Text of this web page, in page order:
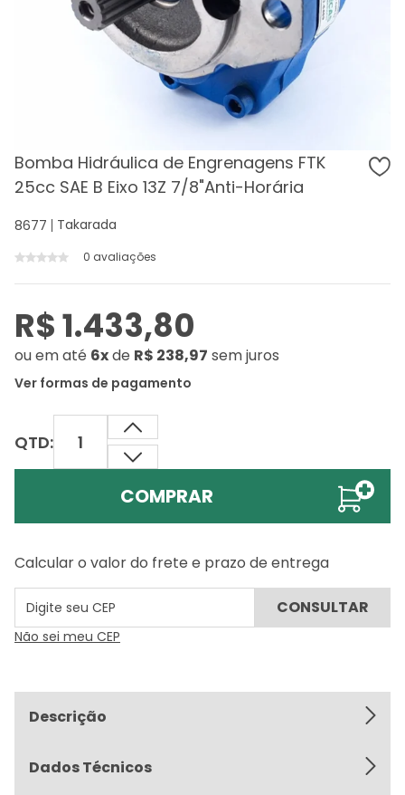
Bomba Hidráulica de Engrenagens FTK
25cc SAE B Eixo 13Z 7/8"Anti-Horária
8677 Takarada
0 avaliações
R$ 1.433,80
ouem até 6xde R$ 238,97 sem juros
Ver formas de pagamento
QTD:
COMPRAR
Calcular o valor do frete e prazo de entrega
Não sei meu CEP
Descrição
Dados Técnicos